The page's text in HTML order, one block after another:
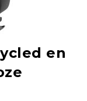
en